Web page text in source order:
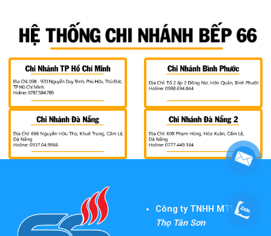
Công ty TNHH MTV TM
Thọ Tân Sơn